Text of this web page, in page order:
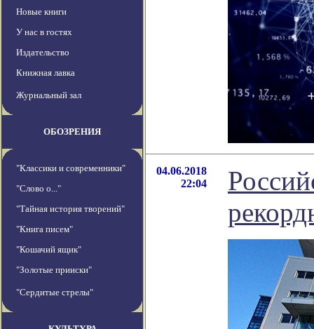
Новые книги
У нас в гостях
Издательство
Книжная лавка
Журнальный зал
ОБОЗРЕНИЯ
"Классики и современники"
"Слово о..."
"Тайная история творений"
"Книга писем"
"Кошачий ящик"
"Золотые прииски"
"Сердитые стрелы"
04.06.2018
22:04